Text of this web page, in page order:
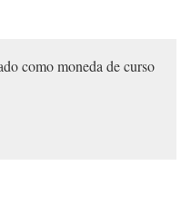
como moneda de curso